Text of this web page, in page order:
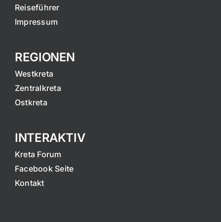
Reiseführer
Impressum
REGIONEN
Westkreta
Zentralkreta
Ostkreta
INTERAKTIV
Kreta Forum
Facebook Seite
Kontakt